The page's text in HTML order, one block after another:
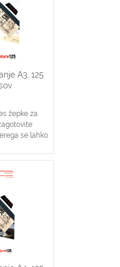
A3, 125
žepke za
se lahko
navodila
zaščite